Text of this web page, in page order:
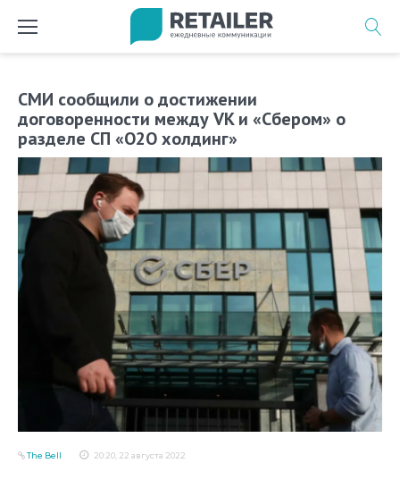
СМИ сообщили о достижении
договоренности между VK и «Сбером» о
разделе СП «О2О холдинг»
20:20, 22 августа 2022
The Bell